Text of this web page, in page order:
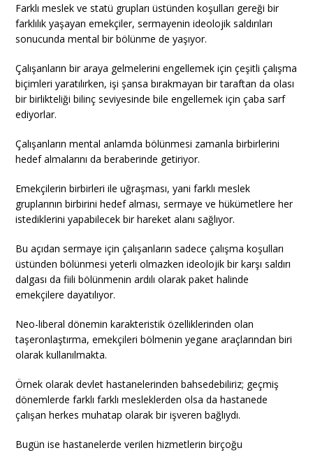
Farklı meslek ve statü grupları üstünden koşulları gereği bir
farklılık yaşayan emekçiler, sermayenin ideolojik saldırıları
sonucunda mental bir bölünme de yaşıyor.
Çalışanların bir araya gelmelerini engellemek için çeşitli çalışma
biçimleri yaratılırken, işi şansa bırakmayan bir taraftan da olası
bir birlikteliği bilinç seviyesinde bile engellemek için çaba sarf
ediyorlar.
Çalışanların mental anlamda bölünmesi zamanla birbirlerini
hedef almalarını da beraberinde getiriyor.
Emekçilerin birbirleri ile uğraşması, yani farklı meslek
gruplarının birbirini hedef alması, sermaye ve hükümetlere her
istediklerini yapabilecek bir hareket alanı sağlıyor.
Bu açıdan sermaye için çalışanların sadece çalışma koşulları
üstünden bölünmesi yeterli olmazken ideolojik bir karşı saldırı
dalgası da fiili bölünmenin ardılı olarak paket halinde
emekçilere dayatılıyor.
Neo-liberal dönemin karakteristik özelliklerinden olan
taşeronlaştırma, emekçileri bölmenin yegane araçlarından biri
olarak kullanılmakta.
Örnek olarak devlet hastanelerinden bahsedebiliriz; geçmiş
dönemlerde farklı farklı mesleklerden olsa da hastanede
çalışan herkes muhatap olarak bir işveren bağlıydı.
Bugün ise hastanelerde verilen hizmetlerin birçoğu